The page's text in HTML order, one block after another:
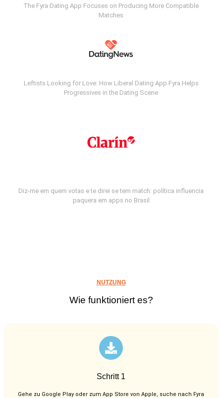
The Fyra Dating App Focuses on Producing More Compatible
Matches
Leftists Looking for Love: How Liberal Dating App Fyra Helps
Progressives in the Dating Scene
Diz-me em quem votas e te direi se tem match: política influencia
paquera em apps no Brasil
NUTZUNG
Wie funktioniert es?
Schritt 1
Gehe zu Google Play oder zum App Store von Apple, suche nach Fyra